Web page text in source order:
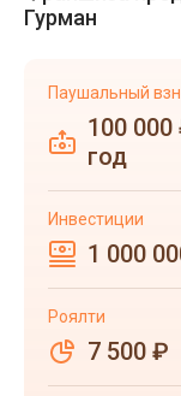
Гурман
Паушальный
100
год
Инвестиции
1 000
Роялти
7 500 ₽